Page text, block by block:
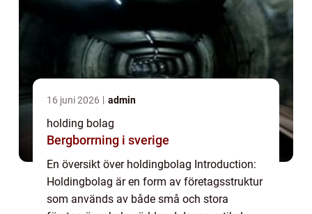
16 juni 2026 admin
holding bolag
Bergborrning i sverige
En översikt över holdingbolag Introduction:
Holdingbolag är en form av företagsstruktur
som används av både små och stora